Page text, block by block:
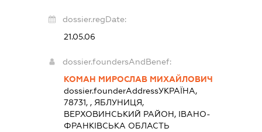
dossier.regDate:
21.05.06
dossier.foundersAndBenef:
КОМАН МИРОСЛАВ МИХАЙЛОВИЧ
dossier.founderAddressУКРАЇНА,
78731, , ЯБЛУНИЦЯ,
ВЕРХОВИНСЬКИЙ РАЙОН, ІВАНО-
ФРАНКІВСЬКА ОБЛАСТЬ